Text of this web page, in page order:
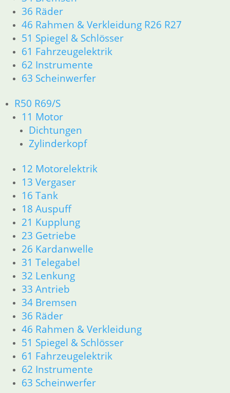
36 Räder
46 Rahmen & Verkleidung R26 R27
51 Spiegel & Schlösser
61 Fahrzeugelektrik
62 Instrumente
63 Scheinwerfer
R50 R69/S
11 Motor
Dichtungen
Zylinderkopf
12 Motorelektrik
13 Vergaser
16 Tank
18 Auspuff
21 Kupplung
23 Getriebe
26 Kardanwelle
31 Telegabel
32 Lenkung
33 Antrieb
34 Bremsen
36 Räder
46 Rahmen & Verkleidung
51 Spiegel & Schlösser
61 Fahrzeugelektrik
62 Instrumente
63 Scheinwerfer
Bremslichtschalter
36,50€
Artikelnummer: 1459747
inkl. MwSt.
zzgl.Versandkosten
In den Warenkorb
Bremsscheibe für
Doppelscheiben Anlage
225,00€
inkl. MwSt.
zzgl. Versandkosten
In den Warenkorb
Bremsbacken Satz hinten ab
9/89
48,50€
Artikelnummer: MCS945
inkl. MwSt.
zzgl. Versandkosten
In den Warenkorb
Bremsbelagsatz
38,00
Artikelnummer: MCB680SV
inkl. MwSt.